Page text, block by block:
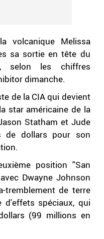
volcanique Melissa
sa sortie en tête du
selon les chiffres
dimanche.
de la CIA qui devient
star américaine de la
Statham et Jude
de dollars pour son
position "San
Dwayne Johnson
tremblement de terre
d'effets spéciaux, qui
(99 millions en